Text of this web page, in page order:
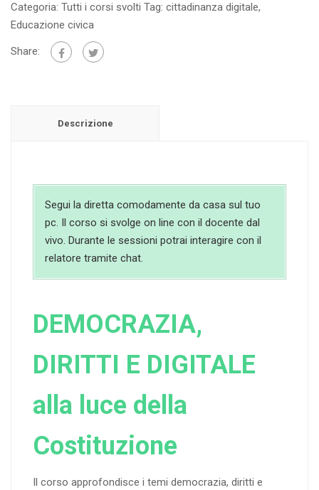
Categoria: Tutti i corsi svolti Tag: cittadinanza digitale,
Educazione civica
Share:
Descrizione
Segui la diretta comodamente da casa sul tuo
pc. Il corso si svolge on line con il docente dal
vivo. Durante le sessioni potrai interagire con il
relatore tramite chat.
DEMOCRAZIA,
DIRITTI E DIGITALE
alla luce della
Costituzione
Il corso approfondisce i temi democrazia, diritti e